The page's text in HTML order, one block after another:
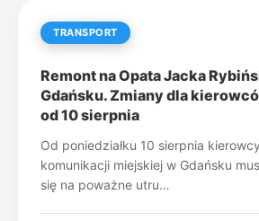
TRANSPORT
Remont na Opata Jacka
Gdańsku. Zmiany dla
od 10 sierpnia
Od poniedziałku 10 sierpnia
komunikacji miejskiej w Gdańsku
się na poważne utru…